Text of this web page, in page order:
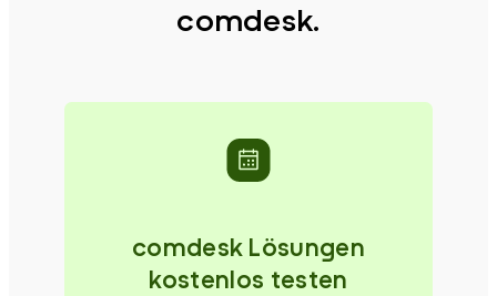
comdesk.
comdesk Lösungen
kostenlos testen